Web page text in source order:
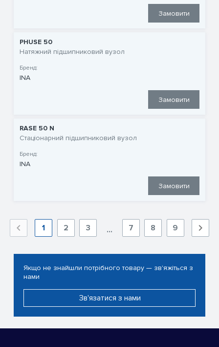
Замовити
PHUSE 50
Натяжний підшипниковий вузол
Бренд:
INA
Замовити
RASE 50 N
Стаціонарний підшипниковий вузол
Бренд:
INA
Замовити
1 2 3 ... 7 8 9
Якщо не знайшли потрібного товару — зв'яжіться з
нами
Зв'язатися з нами